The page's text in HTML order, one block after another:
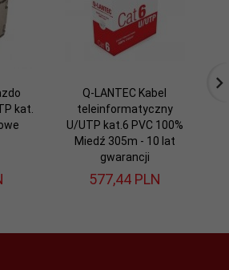
kat.
Q-LANTEC Kabel
teleinformatyczny
U/UTP kat.6 PVC 100%
Miedź 305m - 10 lat
gwarancji
577,44 PLN